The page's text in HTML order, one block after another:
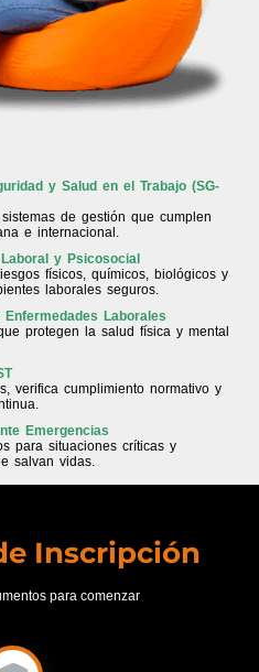
y Salud en el Trabajo (SG-
de gestión que cumplen
e internacional.
y Psicosocial
físicos, químicos, biológicos y
laborales seguros.
Laborales
protegen la salud física y mental
verifica cumplimiento normativo y
Emergencias
para situaciones críticas y
salvan vidas.
Inscripción
para comenzar